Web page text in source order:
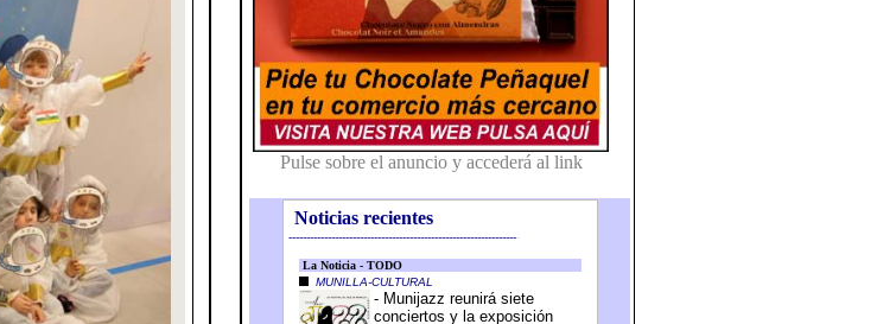
Noticias recientes
-----------------------------------------------------------------